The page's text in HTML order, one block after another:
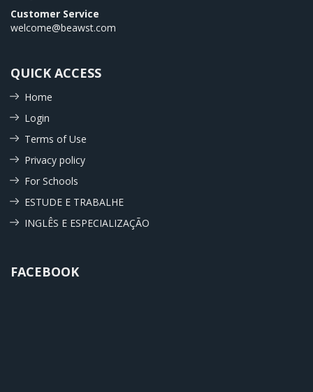
Customer Service
welcome@beawst.com
QUICK ACCESS
Home
Login
Terms of Use
Privacy policy
For Schools
ESTUDE E TRABALHE
INGLÊS E ESPECIALIZAÇÃO
FACEBOOK